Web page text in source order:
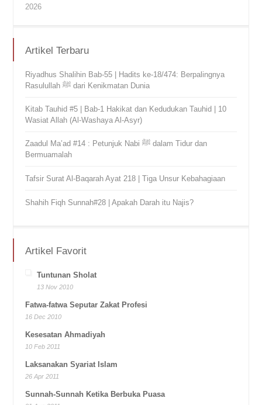
2026
Artikel Terbaru
Riyadhus Shalihin Bab-55 | Hadits ke-18/474: Berpalingnya
Rasulullah ﷺ dari Kenikmatan Dunia
Kitab Tauhid #5 | Bab-1 Hakikat dan Kedudukan Tauhid | 10
Wasiat Allah (Al-Washaya Al-Asyr)
Zaadul Ma’ad #14 : Petunjuk Nabi ﷺ dalam Tidur dan
Bermuamalah
Tafsir Surat Al-Baqarah Ayat 218 | Tiga Unsur Kebahagiaan
Shahih Fiqh Sunnah#28 | Apakah Darah itu Najis?
Artikel Favorit
Tuntunan Sholat
13 Nov 2010
Fatwa-fatwa Seputar Zakat Profesi
16 Dec 2010
Kesesatan Ahmadiyah
10 Feb 2011
Laksanakan Syariat Islam
26 Apr 2011
Sunnah-Sunnah Ketika Berbuka Puasa